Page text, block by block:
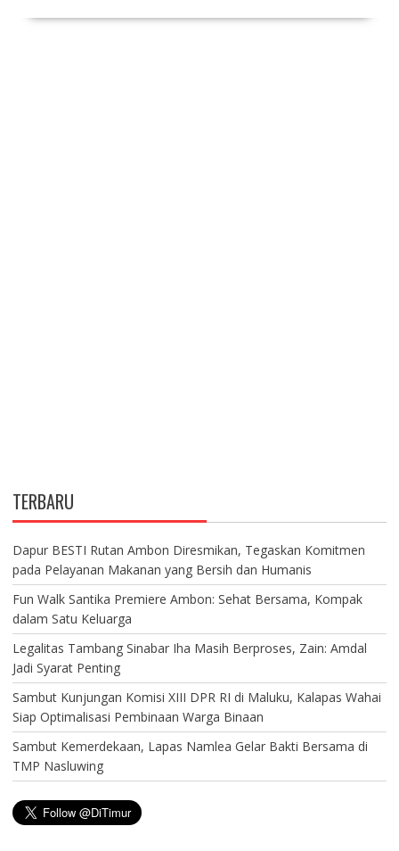
TERBARU
Dapur BESTI Rutan Ambon Diresmikan, Tegaskan Komitmen
pada Pelayanan Makanan yang Bersih dan Humanis
Fun Walk Santika Premiere Ambon: Sehat Bersama, Kompak
dalam Satu Keluarga
Legalitas Tambang Sinabar Iha Masih Berproses, Zain: Amdal
Jadi Syarat Penting
Sambut Kunjungan Komisi XIII DPR RI di Maluku, Kalapas Wahai
Siap Optimalisasi Pembinaan Warga Binaan
Sambut Kemerdekaan, Lapas Namlea Gelar Bakti Bersama di
TMP Nasluwing